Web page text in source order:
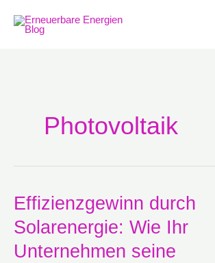
Inhalt
springen
Photovoltaik
Effizienzgewinn durch
Solarenergie: Wie Ihr
Unternehmen seine
Effizienzgewinn
durch
Solarenergie:
Ihr